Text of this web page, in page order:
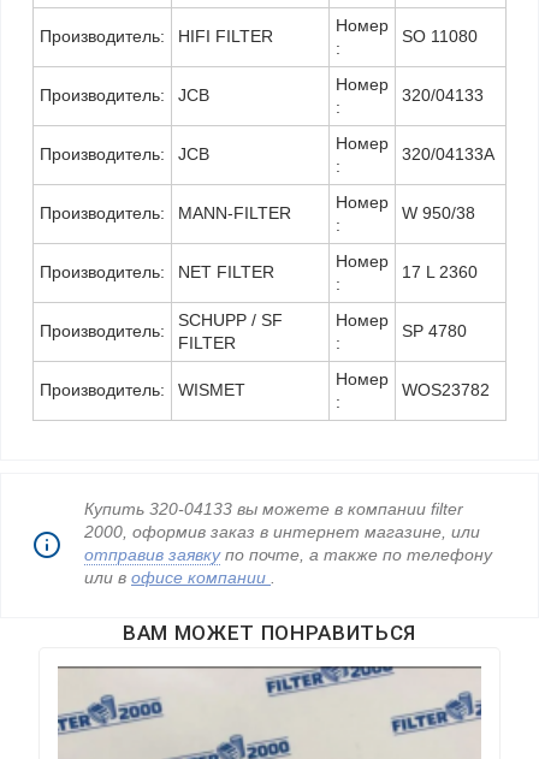
Производитель: HIFI FILTER
Номер
:
SO 11080
Производитель: JCB
Номер
:
320/04133
Производитель: JCB
Номер
:
320/04133A
Производитель: MANN-FILTER
Номер
:
W 950/38
Производитель: NET FILTER
Номер
:
17 L 2360
Производитель:
SCHUPP / SF
FILTER
Номер
:
SP 4780
Производитель: WISMET
Номер
:
WOS23782
Купить 320-04133 вы можете в компании filter
2000, оформив заказ в интернет магазине, или
отправив заявкупо почте, а также по телефону
или в офисе компании
ВАМ МОЖЕТ ПОНРАВИТЬСЯ